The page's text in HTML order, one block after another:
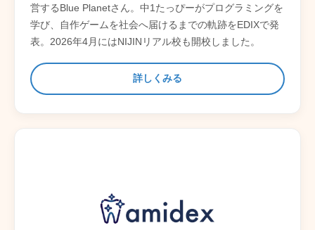
営するBlue Planetさん。中1たっぴーがプログラミングを
学び、自作ゲームを社会へ届けるまでの軌跡をEDIXで発
表。2026年4月にはNIJINリアル校も開校しました。
詳しくみる